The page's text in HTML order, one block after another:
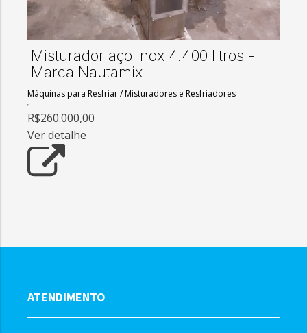
Misturador aço inox 4.400 litros -
Marca Nautamix
Máquinas para Resfriar/Misturadores e Resfriadores
R$260.000,00
Ver detalhe
ATENDIMENTO